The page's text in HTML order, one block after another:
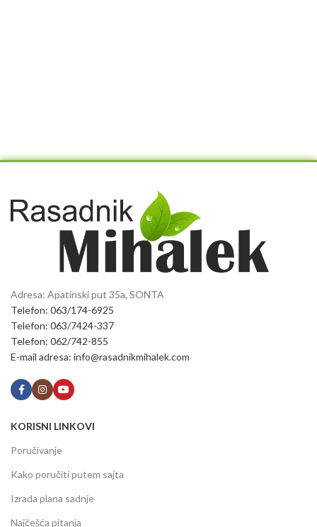
Adresa: Apatinski put 35a, SONTA
Telefon: 063/174-6925
Telefon: 063/7424-337
Telefon: 062/742-855
E-mail adresa: info@rasadnikmihalek.com
KORISNI LINKOVI
Poručivanje
Kako poručiti putem sajta
Izrada plana sadnje
Najčešća pitanja